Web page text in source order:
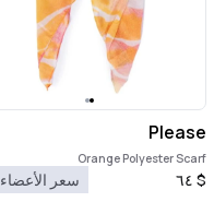
Please
Orange Polyester Scarf
$ ٦٤ سعر الأعضاء